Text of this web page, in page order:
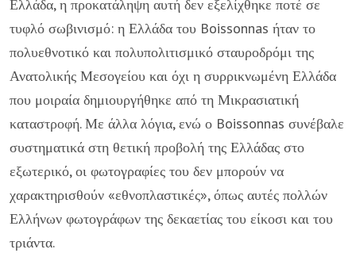
Ελλάδα, η προκατάληψη αυτή δεν εξελίχθηκε ποτέ σε
τυφλό σωβινισμό: η Ελλάδα του Boissonnas ήταν το
πολυεθνοτικό και πολυπολιτισμικό σταυροδρόμι της
Ανατολικής Μεσογείου και όχι η συρρικνωμένη Ελλάδα
που μοιραία δημιουργήθηκε από τη Μικρασιατική
καταστροφή. Με άλλα λόγια, ενώ ο Boissonnas συνέβαλε
συστηματικά στη θετική προβολή της Ελλάδας στο
εξωτερικό, οι φωτογραφίες του δεν μπορούν να
χαρακτηρισθούν «εθνοπλαστικές», όπως αυτές πολλών
Ελλήνων φωτογράφων της δεκαετίας του είκοσι και του
τριάντα.